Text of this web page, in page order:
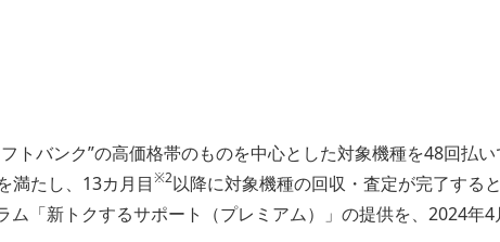
トバンク”の高価格帯のものを中心とした対象機種を48回払
満たし、13カ月目※2以降に対象機種の回収・査定が完了する
「新トクするサポート（プレミアム）」の提供を、2024年4